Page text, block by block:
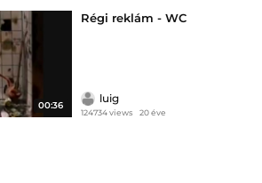
00:36
Régi reklám - WC
luig
124734 views 20 éve